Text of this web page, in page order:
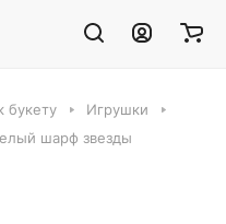
букету
Игрушки
шарф звезды